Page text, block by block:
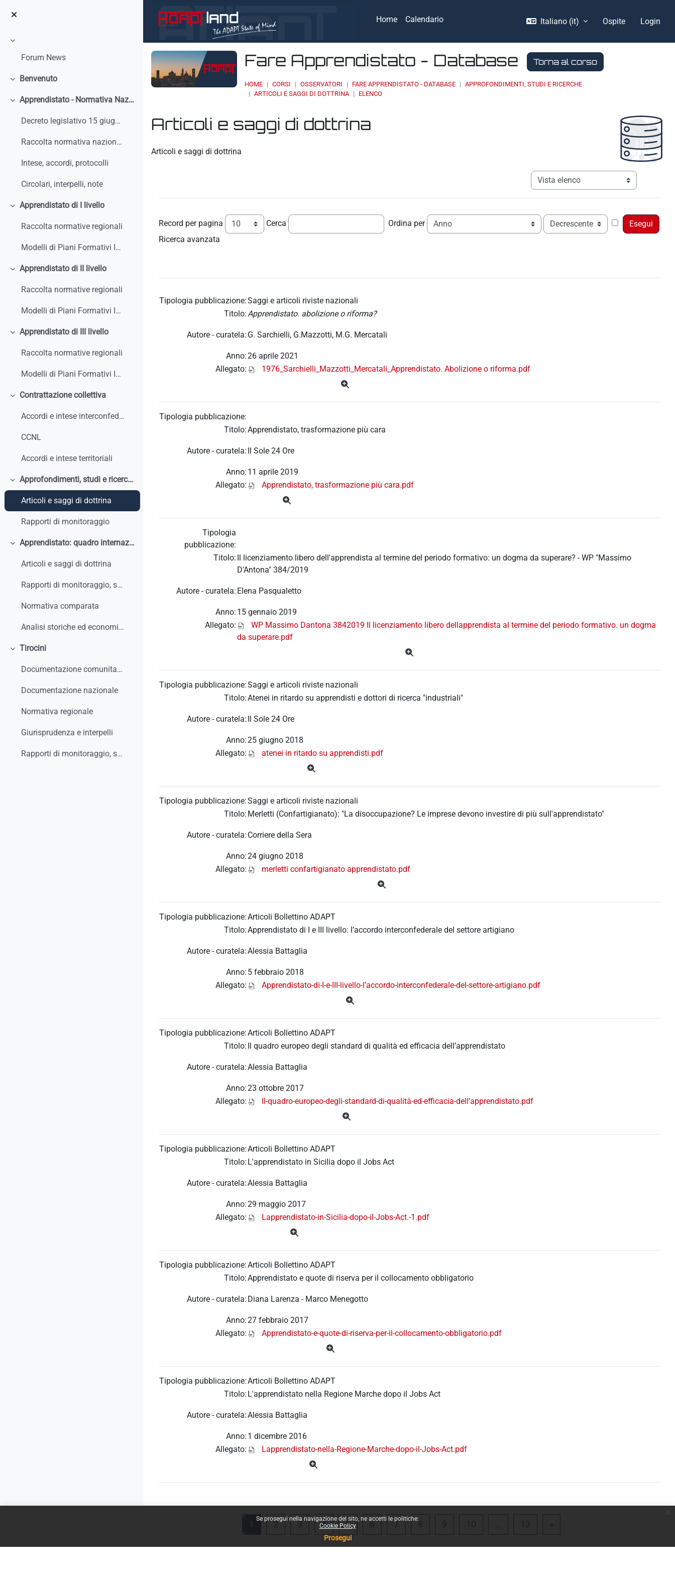
Se prosegui nella navigazione del sito, ne accetti le politiche:
Cookie Policy
Prosegui
Home Calendario Italiano ‎(it)‎ Ospite Login
Minimizza
Forum News
Minimizza
Benvenuto
Minimizza
Apprendistato - Normativa Nazionale
Decreto legislativo 15 giugno 2015, n. 81 - Discip...
Raccolta normativa nazionale
Intese, accordi, protocolli
Circolari, interpelli, note
Minimizza
Apprendistato di I livello
Raccolta normative regionali
Modelli di Piani Formativi Individuali
Minimizza
Apprendistato di II livello
Raccolta normative regionali
Modelli di Piani Formativi Individuali
Minimizza
Apprendistato di III livello
Raccolta normative regionali
Modelli di Piani Formativi Individuali
Minimizza
Contrattazione collettiva
Accordi e intese interconfederali
CCNL
Accordi e intese territoriali
Minimizza
Approfondimenti, studi e ricerche
Articoli e saggi di dottrina
Rapporti di monitoraggio
Minimizza
Apprendistato: quadro internazionale e comparato
Articoli e saggi di dottrina
Rapporti di monitoraggio, studi, ricerche, report internazionali
Normativa comparata
Analisi storiche ed economiche sulle origini dell'apprendistato e le sue trasformazioni
Minimizza
Tirocini
Documentazione comunitaria
Documentazione nazionale
Normativa regionale
Giurisprudenza e interpelli
Rapporti di monitoraggio, studi, ricerche, report
Fare Apprendistato - Database Torna al corso
HOME CORSI OSSERVATORI FARE APPRENDISTATO - DATABASE
APPROFONDIMENTI, STUDI E RICERCHE
ARTICOLI E SAGGI DI DOTTRINA
ELENCO
Articoli e saggi di dottrina
Articoli e saggi di dottrina
Navigazione terziaria modalità
Record per pagina Cerca Ordina per Ordine
Ricerca avanzata
Tipologia pubblicazione:Saggi e articoli riviste nazionali
Titolo:Apprendistato. abolizione o riforma?
Autore - curatela: G. Sarchielli, G.Mazzotti, M.G. Mercatali
Anno:26 aprile 2021
Allegato:
1976_Sarchielli_Mazzotti_Mercatali_Apprendistato. Abolizione o riforma.pdf
Tipologia pubblicazione:
Titolo:Apprendistato, trasformazione più cara
Autore - curatela: Il Sole 24 Ore
Anno: 11 aprile 2019
Allegato:
Apprendistato, trasformazione più cara.pdf
Tipologia
pubblicazione:
Titolo: Il licenziamento libero dell'apprendista al termine del periodo formativo: un dogma da superare? - WP "Massimo
D'Antona" 384/2019
Autore - curatela: Elena Pasqualetto
Anno: 15 gennaio 2019
Allegato:
WP Massimo Dantona 3842019 Il licenziamento libero dellapprendista al termine del periodo formativo. un dogma
da superare.pdf
Tipologia pubblicazione:Saggi e articoli riviste nazionali
Titolo:Atenei in ritardo su apprendisti e dottori di ricerca "industriali"
Autore - curatela: Il Sole 24 Ore
Anno:25 giugno 2018
Allegato:
atenei in ritardo su apprendisti.pdf
Tipologia pubblicazione:Saggi e articoli riviste nazionali
Titolo: Merletti (Confartigianato): "La disoccupazione? Le imprese devono investire di più sull'apprendistato"
Autore - curatela: Corriere della Sera
Anno:24 giugno 2018
Allegato:
merletti confartigianato apprendistato.pdf
Tipologia pubblicazione:Articoli Bollettino ADAPT
Titolo:Apprendistato di I e III livello: l’accordo interconfederale del settore artigiano
Autore - curatela:Alessia Battaglia
Anno: 5 febbraio 2018
Allegato:
Apprendistato-di-I-e-III-livello-l’accordo-interconfederale-del-settore-artigiano.pdf
Tipologia pubblicazione:Articoli Bollettino ADAPT
Titolo: Il quadro europeo degli standard di qualità ed efficacia dell’apprendistato
Autore - curatela:Alessia Battaglia
Anno:23 ottobre 2017
Allegato:
Il-quadro-europeo-degli-standard-di-qualità-ed-efficacia-dell’apprendistato.pdf
Tipologia pubblicazione:Articoli Bollettino ADAPT
Titolo: L'apprendistato in Sicilia dopo il Jobs Act
Autore - curatela:Alessia Battaglia
Anno:29 maggio 2017
Allegato:
Lapprendistato-in-Sicilia-dopo-il-Jobs-Act.-1.pdf
Tipologia pubblicazione:Articoli Bollettino ADAPT
Titolo:Apprendistato e quote di riserva per il collocamento obbligatorio
Autore - curatela: Diana Larenza - Marco Menegotto
Anno:27 febbraio 2017
Allegato:
Apprendistato-e-quote-di-riserva-per-il-collocamento-obbligatorio.pdf
Tipologia pubblicazione:Articoli Bollettino ADAPT
Titolo: L'apprendistato nella Regione Marche dopo il Jobs Act
Autore - curatela:Alessia Battaglia
Anno: 1 dicembre 2016
Allegato:
Lapprendistato-nella-Regione-Marche-dopo-il-Jobs-Act.pdf
Pagina 1
2Pagina 2
3Pagina 3
4Pagina 4
5Pagina 5
6Pagina 6
7Pagina 7
8